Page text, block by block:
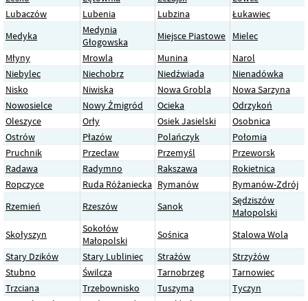
Lubaczów
Lubenia Lubzina
Łukawiec
Medyka
Medynia
Głogowska
Miejsce Piastowe
Mielec
Młyny
Mrowla Munina
Narol
Niebylec
Niechobrz Niedźwiada
Nienadówka
Nisko
Niwiska Nowa Grobla
Nowa Sarzyna
Nowosielce
Nowy Żmigród Ocieka
Odrzykoń
Oleszyce
Orły Osiek Jasielski
Osobnica
Ostrów
Płazów Polańczyk
Połomia
Pruchnik
Przecław Przemyśl
Przeworsk
Radawa
Radymno Rakszawa
Rokietnica
Ropczyce
Ruda Różaniecka Rymanów
Rymanów-Zdrój
Rzemień
Rzeszów Sanok
Sędziszów
Małopolski
Skołyszyn
Sokołów
Małopolski
Sośnica
Stalowa Wola
Stary Dzików
Stary Lubliniec Strażów
Strzyżów
Stubno
Świlcza Tarnobrzeg
Tarnowiec
Trzciana
Trzebownisko Tuszyma
Tyczyn